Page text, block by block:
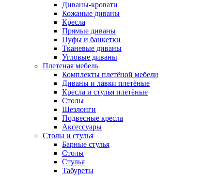
Диваны-кровати
Кожаные диваны
Кресла
Прямые диваны
Пуфы и банкетки
Тканевые диваны
Угловые диваны
Плетеная мебель
Комплекты плетёной мебели
Диваны и лавки плетёные
Кресла и стулья плетёные
Столы
Шезлонги
Подвесные кресла
Аксессуары
Столы и стулья
Барные стулья
Столы
Стулья
Табуреты